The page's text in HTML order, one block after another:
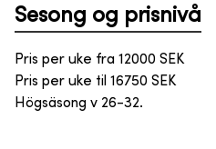
Sesong og prisnivå
Pris per uke fra 12000 SEK
Pris per uke til 16750 SEK
Högsäsong v 26-32.